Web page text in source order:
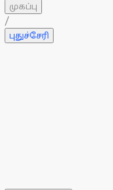
முகப்பு
/
புதுச்சேரி